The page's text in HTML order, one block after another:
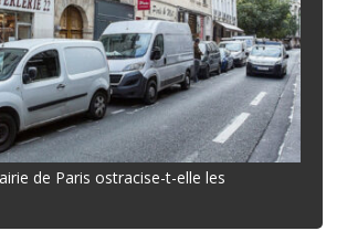
de Paris ostracise-t-elle les